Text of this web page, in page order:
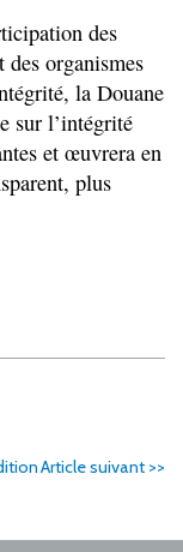
des
des organismes
la Douane
sur l’intégrité
et œuvrera en
plus
Article suivant >>